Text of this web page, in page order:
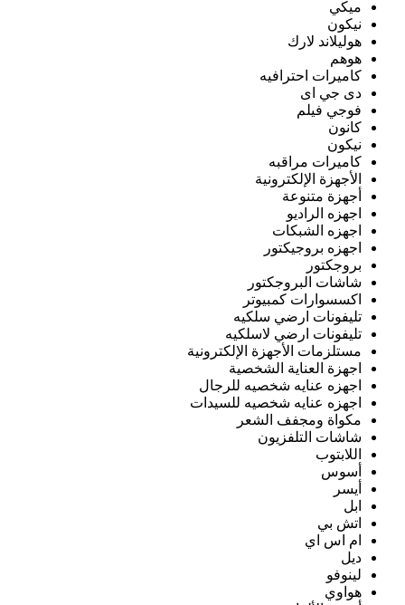
ميكي
نيكون
هوليلاند لارك
هوهم
كاميرات احترافيه
دى جي اى
فوجي فيلم
كانون
نيكون
كاميرات مراقبه
الأجهزة الإلكترونية
أجهزة متنوعة
اجهزه الراديو
اجهزه الشبكات
اجهزه بروجيكتور
بروجكتور
شاشات البروجكتور
اكسسوارات كمبيوتر
تليفونات ارضي سلكيه
تليفونات ارضي لاسلكيه
مستلزمات الأجهزة الإلكترونية
اجهزة العناية الشخصية
اجهزه عنايه شخصيه للرجال
اجهزه عنايه شخصيه للسيدات
مكواة ومجفف الشعر
شاشات التلفزيون
اللابتوب
أسوس
أيسر
ابل
اتش بي
ام اس اي
ديل
لينوفو
هواوي